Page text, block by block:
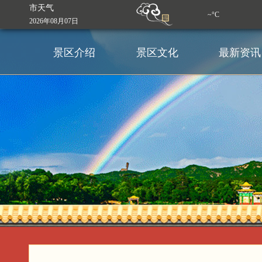
市天气
2026年08月07日
~°C
景区介绍 景区文化 最新资讯